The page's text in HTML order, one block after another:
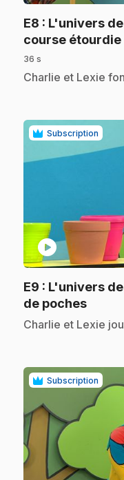
E8 : L'univers
course étourdie.
36 s
.Charlie et Lexie
Subscription
play_circle
E9 : L'univers
de poches.
.Charlie et Lexie
Subscription